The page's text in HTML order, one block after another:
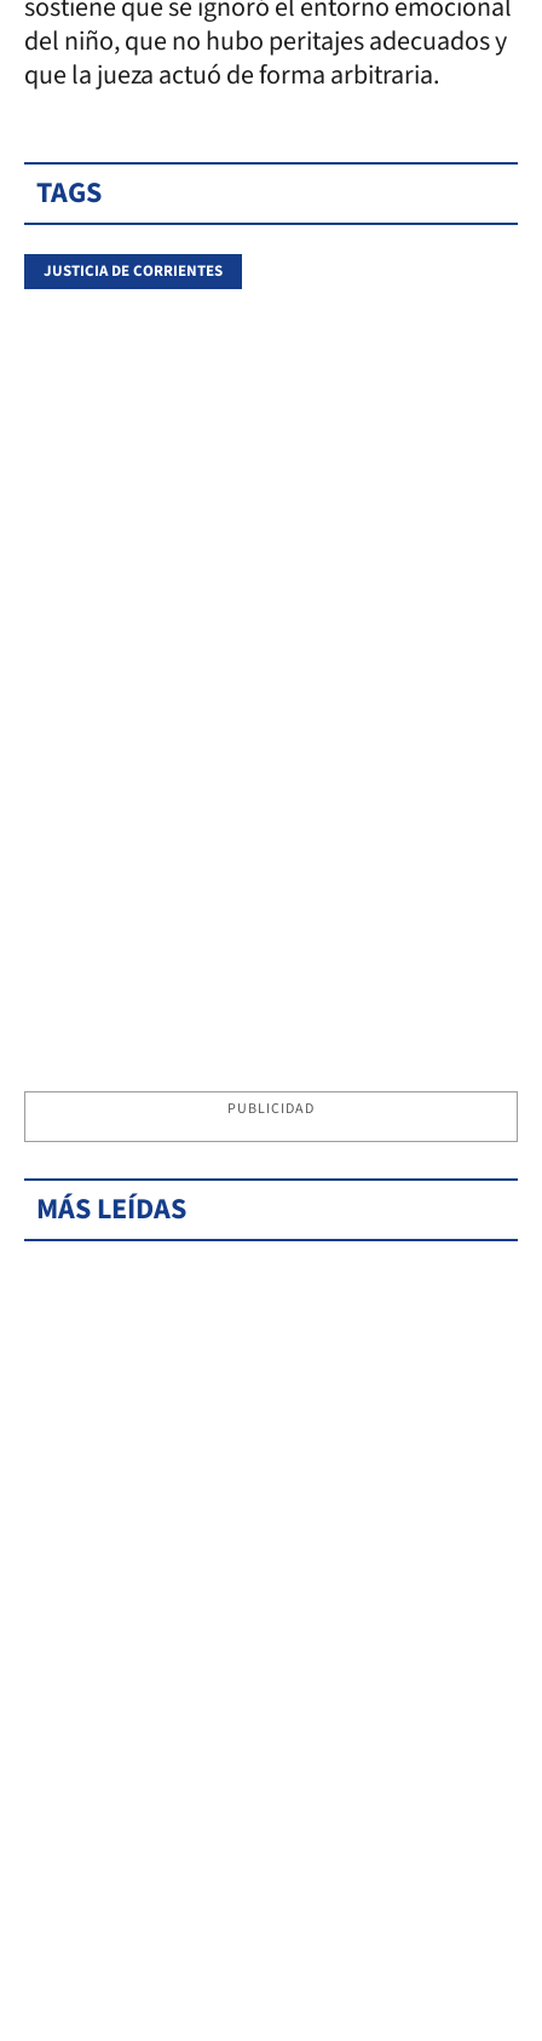
del niño, que no hubo peritajes adecuados y
que la jueza actuó de forma arbitraria.
TAGS
JUSTICIA DE CORRIENTES
PUBLICIDAD
MÁS LEÍDAS